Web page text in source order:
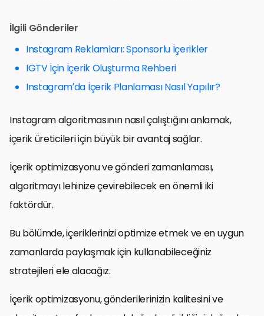
İlgili Gönderiler
Instagram Reklamları: Sponsorlu İçerikler
IGTV İçin İçerik Oluşturma Rehberi
Instagram’da İçerik Planlaması Nasıl Yapılır?
Instagram algoritmasının nasıl çalıştığını anlamak,
içerik üreticileri için büyük bir avantaj sağlar.
İçerik optimizasyonu ve gönderi zamanlaması,
algoritmayı lehinize çevirebilecek en önemli iki
faktördür.
Bu bölümde, içeriklerinizi optimize etmek ve en uygun
zamanlarda paylaşmak için kullanabileceğiniz
stratejileri ele alacağız.
İçerik optimizasyonu, gönderilerinizin kalitesini ve